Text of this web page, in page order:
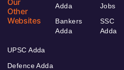
Our
Other
Websites
Adda
Bankers
Adda
Jobs
SSC
Adda
UPSC Adda
Defence Adda